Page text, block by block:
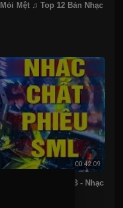
Mệt ♫ Top 12 Bản Nhạc
00:42:09
Vinahouse 2018 - Nhạc
2018